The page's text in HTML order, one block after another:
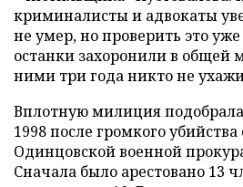
криминалисты и адвокаты
не умер, но проверить это уже
останки захоронили в общей
ними три года никто не
Вплотную милиция
1998 после громкого убийства
Одинцовской военной
Сначала было арестовано 13